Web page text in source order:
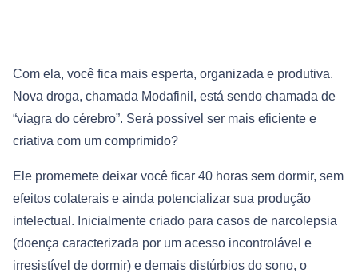
Com ela, você fica mais esperta, organizada e produtiva.
Nova droga, chamada Modafinil, está sendo chamada de
“viagra do cérebro”. Será possível ser mais eficiente e
criativa com um comprimido?
Ele promemete deixar você ficar 40 horas sem dormir, sem
efeitos colaterais e ainda potencializar sua produção
intelectual. Inicialmente criado para casos de narcolepsia
(doença caracterizada por um acesso incontrolável e
irresistível de dormir) e demais distúrbios do sono, o